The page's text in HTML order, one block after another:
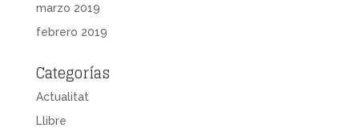
marzo 2019
febrero 2019
Categorías
Actualitat
Llibre